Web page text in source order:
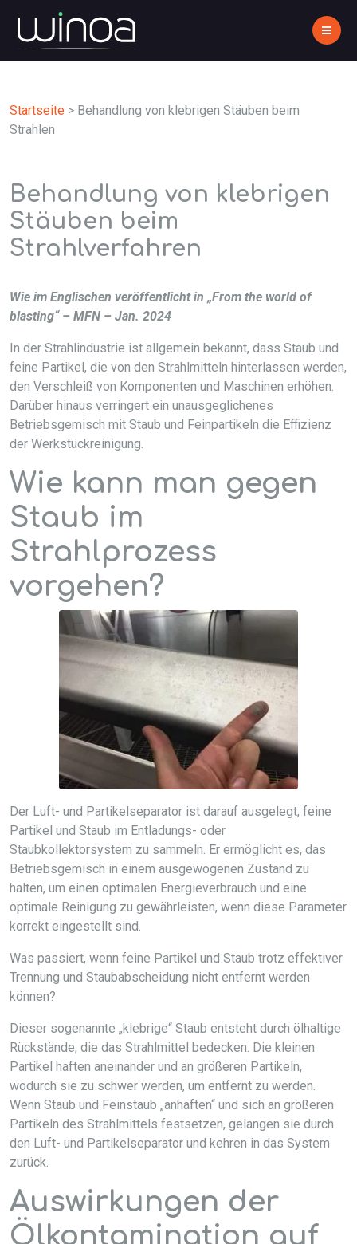
Startseite > Behandlung von klebrigen Stäuben beim
Strahlen
Behandlung von klebrigen
Stäuben beim
Strahlverfahren
Wie im Englischen veröffentlicht in „From the world of
blasting“ – MFN – Jan. 2024
In der Strahlindustrie ist allgemein bekannt, dass Staub und
feine Partikel, die von den Strahlmitteln hinterlassen werden,
den Verschleiß von Komponenten und Maschinen erhöhen.
Darüber hinaus verringert ein unausgeglichenes
Betriebsgemisch mit Staub und Feinpartikeln die Effizienz
der Werkstückreinigung.
Wie kann man gegen
Staub im
Strahlprozess
vorgehen?
Der Luft- und Partikelseparator ist darauf ausgelegt, feine
Partikel und Staub im Entladungs- oder
Staubkollektorsystem zu sammeln. Er ermöglicht es, das
Betriebsgemisch in einem ausgewogenen Zustand zu
halten, um einen optimalen Energieverbrauch und eine
optimale Reinigung zu gewährleisten, wenn diese Parameter
korrekt eingestellt sind.
Was passiert, wenn feine Partikel und Staub trotz effektiver
Trennung und Staubabscheidung nicht entfernt werden
können?
Dieser sogenannte „klebrige“ Staub entsteht durch ölhaltige
Rückstände, die das Strahlmittel bedecken. Die kleinen
Partikel haften aneinander und an größeren Partikeln,
wodurch sie zu schwer werden, um entfernt zu werden.
Wenn Staub und Feinstaub „anhaften“ und sich an größeren
Partikeln des Strahlmittels festsetzen, gelangen sie durch
den Luft- und Partikelseparator und kehren in das System
zurück.
Auswirkungen der
Ölkontamination auf